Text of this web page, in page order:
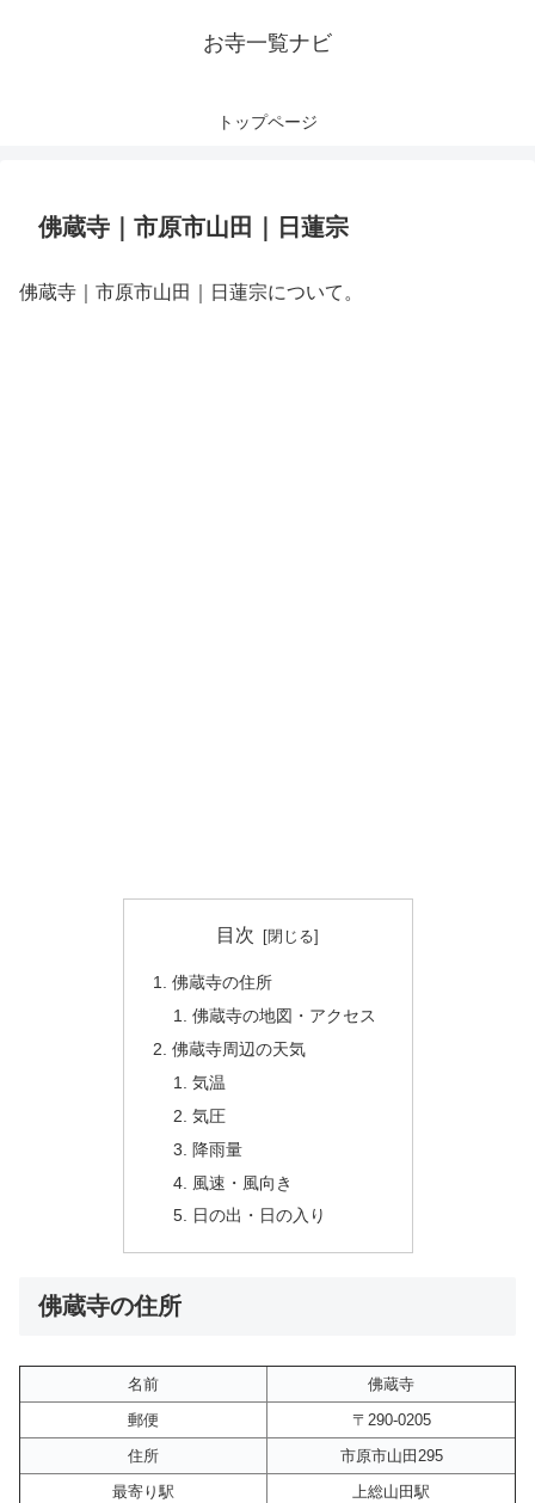
お寺一覧ナビ
トップページ
佛蔵寺｜市原市山田｜日蓮宗
佛蔵寺｜市原市山田｜日蓮宗について。
目次
佛蔵寺の住所
佛蔵寺の地図・アクセス
佛蔵寺周辺の天気
気温
気圧
降雨量
風速・風向き
日の出・日の入り
佛蔵寺の住所
名前
佛蔵寺
郵便
〒290-0205
住所
市原市山田295
最寄り駅
上総山田駅